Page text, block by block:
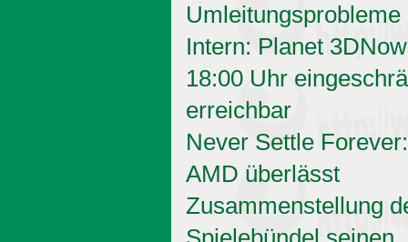
Umleitungsprobleme
Intern: Planet
18:00 Uhr
erreichbar
Never Settle Forever:
AMD überlässt
Zusammenstellung